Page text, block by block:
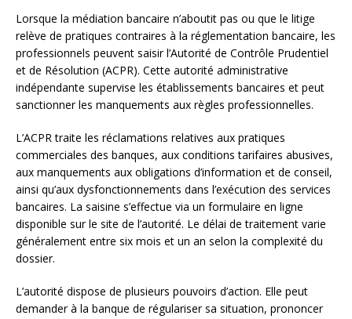
Lorsque la médiation bancaire n’aboutit pas ou que le litige
relève de pratiques contraires à la réglementation bancaire, les
professionnels peuvent saisir l’Autorité de Contrôle Prudentiel
et de Résolution (ACPR). Cette autorité administrative
indépendante supervise les établissements bancaires et peut
sanctionner les manquements aux règles professionnelles.
L’ACPR traite les réclamations relatives aux pratiques
commerciales des banques, aux conditions tarifaires abusives,
aux manquements aux obligations d’information et de conseil,
ainsi qu’aux dysfonctionnements dans l’exécution des services
bancaires. La saisine s’effectue via un formulaire en ligne
disponible sur le site de l’autorité. Le délai de traitement varie
généralement entre six mois et un an selon la complexité du
dossier.
L’autorité dispose de plusieurs pouvoirs d’action. Elle peut
demander à la banque de régulariser sa situation, prononcer